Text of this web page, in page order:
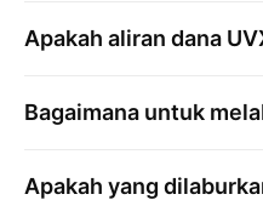
Apakah aliran dana
Bagaimana untuk
Apakah yang